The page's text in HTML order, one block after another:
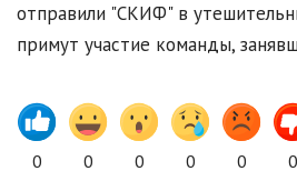
отправили "СКИФ" в
примут участие команды,
0 0 0 0 0 0